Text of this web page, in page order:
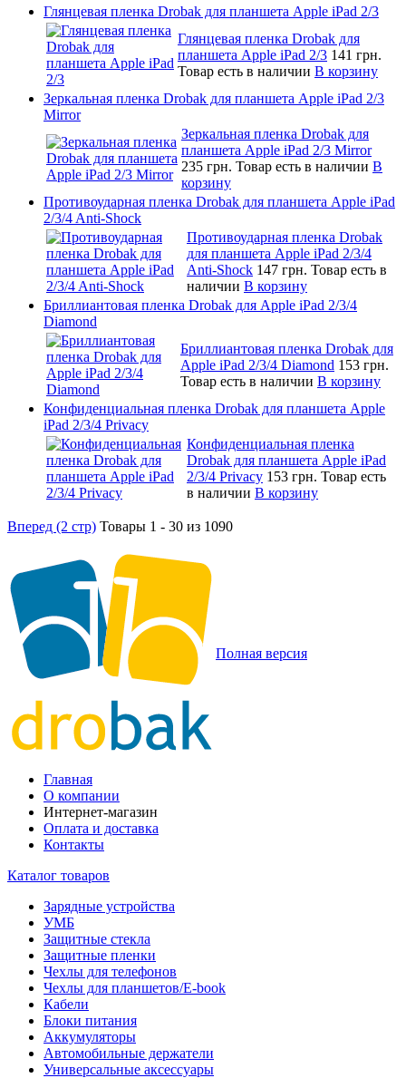
Глянцевая пленка Drobak для планшета Apple iPad 2/3
Глянцевая пленка Drobak для
планшета Apple iPad 2/3 141 грн.
Товар есть в наличии В корзину
Зеркальная пленка Drobak для планшета Apple iPad 2/3
Mirror
Зеркальная пленка Drobak для
планшета Apple iPad 2/3 Mirror
235 грн. Товар есть в наличии В
корзину
Противоударная пленка Drobak для планшета Apple iPad
2/3/4 Anti-Shock
Противоударная пленка Drobak
для планшета Apple iPad 2/3/4
Anti-Shock 147 грн. Товар есть в
наличии В корзину
Бриллиантовая пленка Drobak для Apple iPad 2/3/4
Diamond
Бриллиантовая пленка Drobak для
Apple iPad 2/3/4 Diamond 153 грн.
Товар есть в наличии В корзину
Конфиденциальная пленка Drobak для планшета Apple
iPad 2/3/4 Privacy
Конфиденциальная пленка
Drobak для планшета Apple iPad
2/3/4 Privacy 153 грн. Товар есть
в наличии В корзину
Вперед (2 стр) Товары 1 - 30 из 1090
Полная версия
Главная
О компании
Интернет-магазин
Оплата и доставка
Контакты
Каталог товаров
Зарядные устройства
УМБ
Защитные стекла
Защитные пленки
Чехлы для телефонов
Чехлы для планшетов/E-book
Кабели
Блоки питания
Аккумуляторы
Автомобильные держатели
Универсальные аксессуары